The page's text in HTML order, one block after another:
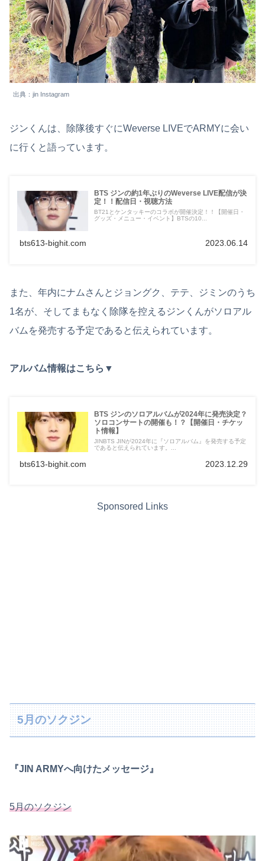
出典：jin Instagram
ジンくんは、除隊後すぐにWeverse LIVEでARMYに会い
に行くと語っています。
BTS ジンの約1年ぶりのWeverse LIVE配信が決
定！！配信日・視聴方法
BT21とケンタッキーのコラボが開催決定！！【開催日・
グッズ・メニュー・イベント】BTSの10...
bts613-bighit.com 2023.06.14
また、年内にナムさんとジョングク、テテ、ジミンのうち
1名が、そしてまもなく除隊を控えるジンくんがソロアル
バムを発売する予定であると伝えられています。
アルバム情報はこちら▼
BTS ジンのソロアルバムが2024年に発売決定？
ソロコンサートの開催も！？【開催日・チケッ
ト情報】
JINBTS JINが2024年に『ソロアルバム』を発売する予定
であると伝えられています。...
bts613-bighit.com 2023.12.29
Sponsored Links
5月のソクジン
『JIN ARMYへ向けたメッセージ』
5月のソクジン